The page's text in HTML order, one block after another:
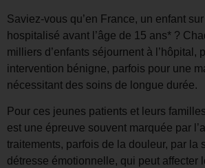
Saviez-vous qu’en France, un enfant
hospitalisé avant l’âge de 15 ans* ?
milliers d’enfants séjournent à l’hôpital,
intervention bénigne, parfois pour une
nécessitant des soins de longue durée.
Pour ces jeunes patients et leurs
est une épreuve souvent marquée par
traitements, parfois de la douleur, par la
détresse émotionnelle, qui peut affecter